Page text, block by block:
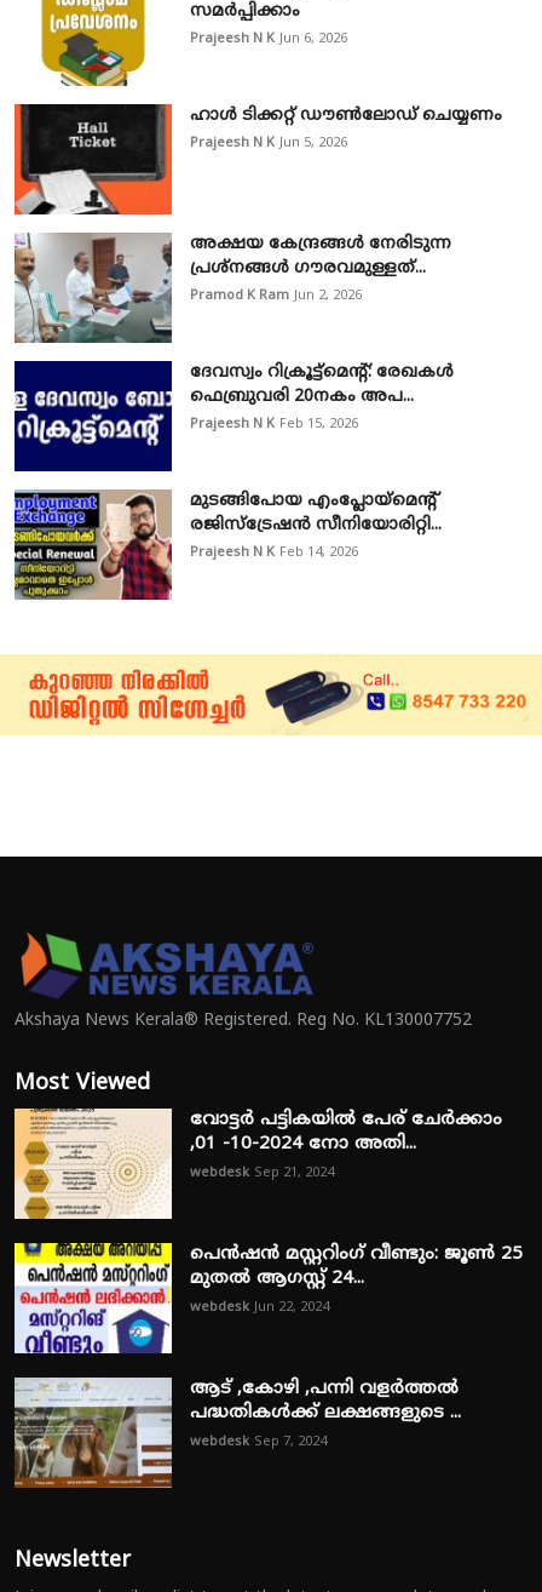
സമർപ്പിക്കാം
Prajeesh N K Jun 6, 2026
ഹാൾ ടിക്കറ്റ് ഡൗൺലോഡ് ചെയ്യണം
Prajeesh N K Jun 5, 2026
അക്ഷയ കേന്ദ്രങ്ങൾ നേരിടുന്ന
പ്രശ്നങ്ങൾ ഗൗരവമുള്ളത്...
Pramod K Ram Jun 2, 2026
ദേവസ്വം റിക്രൂട്ട്മെന്റ്: രേഖകൾ
ഫെബ്രുവരി 20നകം അപ...
Prajeesh N K Feb 15, 2026
മുടങ്ങിപോയ എംപ്ലോയ്മെന്റ്
രജിസ്ട്രേഷൻ സീനിയോരിറ്റി...
Prajeesh N K Feb 14, 2026
Akshaya News Kerala® Registered. Reg No. KL130007752
Most Viewed
വോട്ടർ പട്ടികയിൽ പേര് ചേർക്കാം
,01 -10-2024 നോ അതി...
webdesk Sep 21, 2024
പെൻഷൻ മസ്റ്ററിംഗ് വീണ്ടും: ജൂൺ 25
മുതൽ ആഗസ്റ്റ് 24...
webdesk Jun 22, 2024
ആട് ,കോഴി ,പന്നി വളർത്തൽ
പദ്ധതികൾക്ക് ലക്ഷങ്ങളുടെ ...
webdesk Sep 7, 2024
Newsletter